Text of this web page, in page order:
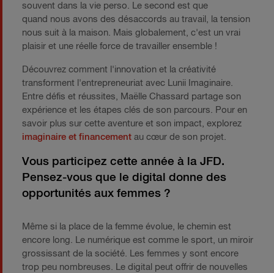
souvent dans la vie perso. Le second est que
quand nous avons des désaccords au travail, la tension
nous suit à la maison. Mais globalement, c'est un vrai
plaisir et une réelle force de travailler ensemble !
Découvrez comment l'innovation et la créativité
transforment l'entrepreneuriat avec Lunii Imaginaire.
Entre défis et réussites, Maëlle Chassard partage son
expérience et les étapes clés de son parcours. Pour en
savoir plus sur cette aventure et son impact, explorez
imaginaire et financement au cœur de son projet.
Vous participez cette année à la JFD.
Pensez-vous que le digital donne des
opportunités aux femmes ?
​Même si la place de la femme évolue, le chemin est
encore long. Le numérique est comme le sport, un miroir
grossissant de la société. Les femmes y sont encore
trop peu nombreuses. Le digital peut offrir de nouvelles